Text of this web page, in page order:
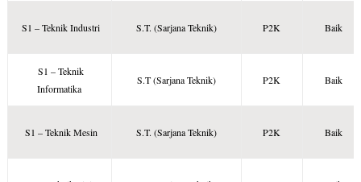
S1 – Teknik Industri S.T. (Sarjana Teknik) P2K Baik
S1 – Teknik
Informatika
S.T (Sarjana Teknik) P2K Baik
S1 – Teknik Mesin S.T. (Sarjana Teknik) P2K Baik